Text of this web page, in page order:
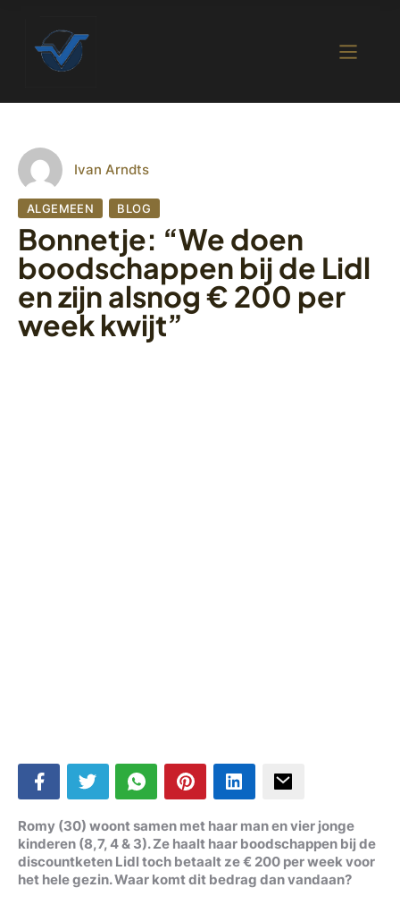
Ivan Arndts
ALGEMEEN BLOG
Bonnetje: “We doen
boodschappen bij de Lidl
en zijn alsnog € 200 per
week kwijt”
Romy (30) woont samen met haar man en vier jonge
kinderen (8,7, 4 & 3). Ze haalt haar boodschappen bij de
discountketen Lidl toch betaalt ze € 200 per week voor
het hele gezin. Waar komt dit bedrag dan vandaan?